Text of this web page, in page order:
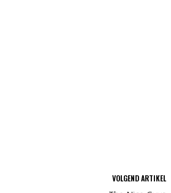
VOLGEND ARTIKEL